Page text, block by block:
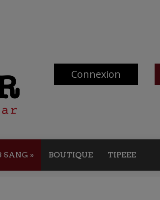
Connexion
SANG » BOUTIQUE TIPEEE